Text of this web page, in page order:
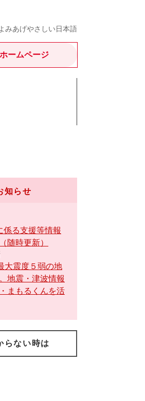
みあげやさしい日本語
ームページ
知らせ
係る支援等情報
随時更新）
大震度５弱の地
地震・津波情報
まもるくんを活
らない時は